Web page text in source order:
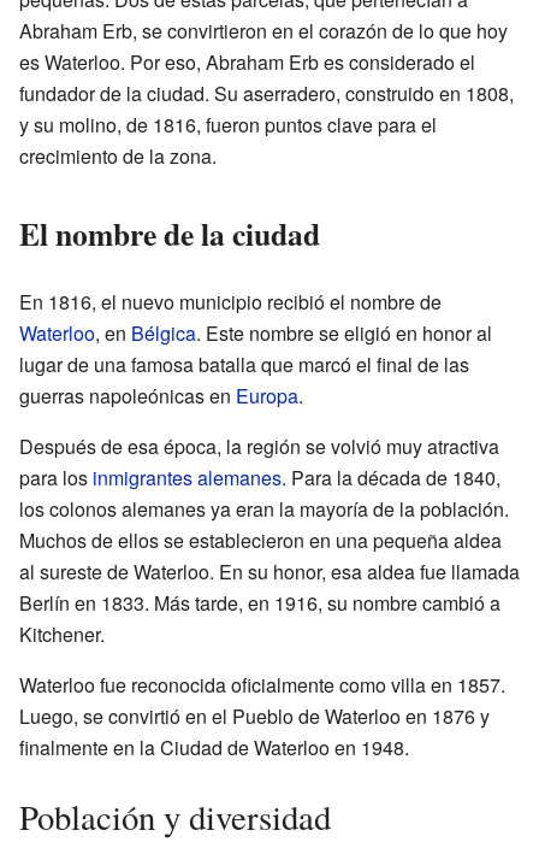
Abraham Erb, se convirtieron en el corazón de lo que hoy
es Waterloo. Por eso, Abraham Erb es considerado el
fundador de la ciudad. Su aserradero, construido en 1808,
y su molino, de 1816, fueron puntos clave para el
crecimiento de la zona.
El nombre de la ciudad
En 1816, el nuevo municipio recibió el nombre de
Waterloo, en Bélgica. Este nombre se eligió en honor al
lugar de una famosa batalla que marcó el final de las
guerras napoleónicas en Europa.
Después de esa época, la región se volvió muy atractiva
para los inmigrantes alemanes. Para la década de 1840,
los colonos alemanes ya eran la mayoría de la población.
Muchos de ellos se establecieron en una pequeña aldea
al sureste de Waterloo. En su honor, esa aldea fue llamada
Berlín en 1833. Más tarde, en 1916, su nombre cambió a
Kitchener.
Waterloo fue reconocida oficialmente como villa en 1857.
Luego, se convirtió en el Pueblo de Waterloo en 1876 y
finalmente en la Ciudad de Waterloo en 1948.
Población y diversidad